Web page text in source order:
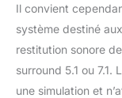
Il convient
système destiné
restitution sonore
surround 5.1 ou 7.1.
une simulation et